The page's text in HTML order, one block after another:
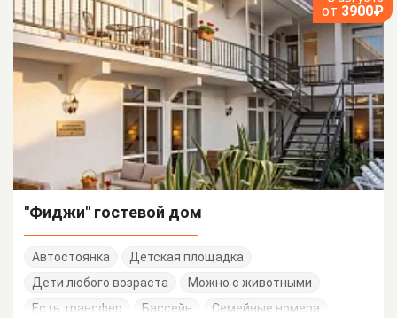
от 3900₽
"Фиджи" гостевой дом
Автостоянка
Детская площадка
Дети любого возраста
Можно с животными
Есть трансфер
Бассейн Семейные номера